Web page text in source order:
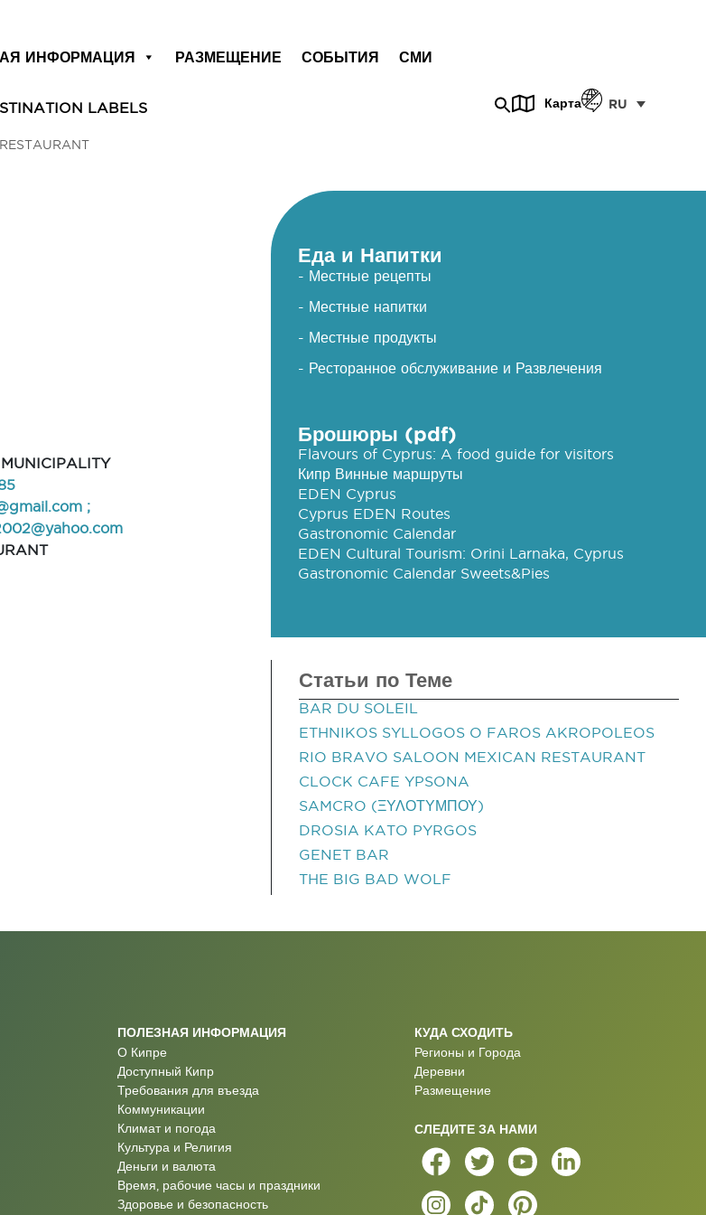
ИНФОРМАЦИЯ РАЗМЕЩЕНИЕ СОБЫТИЯ СМИ
LABELS Карта RU
;
Еда и Напитки
- Местные рецепты
- Местные напитки
- Местные продукты
- Ресторанное обслуживание и Развлечения
Брошюры (pdf)
Flavours of Cyprus: A food guide for visitors
Кипр Винные маршруты
EDEN Cyprus
Cyprus EDEN Routes
Gastronomic Calendar
EDEN Cultural Tourism: Orini Larnaka, Cyprus
Gastronomic Calendar Sweets&Pies
Статьи по Теме
BAR DU SOLEIL
ETHNIKOS SYLLOGOS O FAROS AKROPOLEOS
RIO BRAVO SALOON MEXICAN RESTAURANT
CLOCK CAFE YPSONA
SAMCRO (ΞΥΛΟΤΥΜΠΟΥ)
DROSIA KATO PYRGOS
GENET BAR
THE BIG BAD WOLF
ПОЛЕЗНАЯ ИНФОРМАЦИЯ
О Кипре
Доступный Кипр
Требования для въезда
Коммуникации
Климат и погода
Культура и Религия
Деньги и валюта
Время, рабочие часы и праздники
Здоровье и безопасность
КУДА СХОДИТЬ
Регионы и Города
Деревни
Размещение
СЛЕДИТЕ ЗА НАМИ